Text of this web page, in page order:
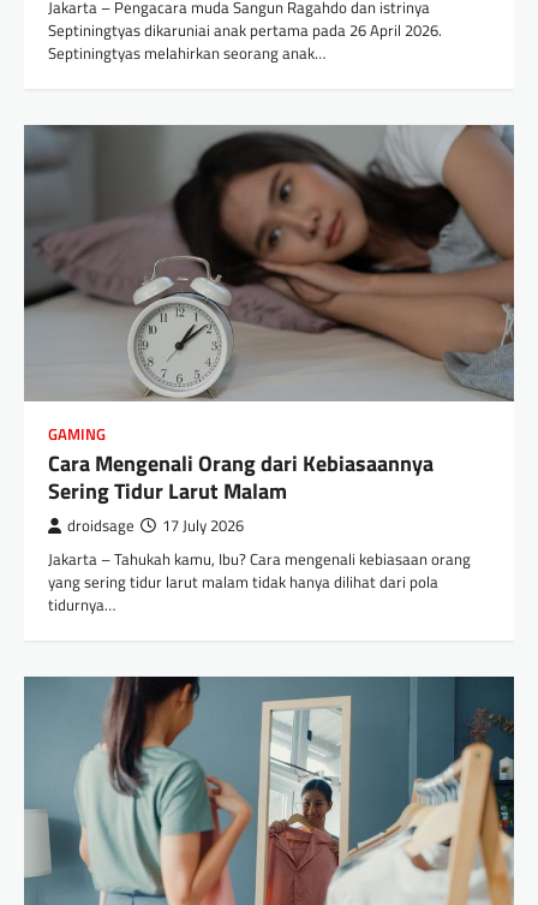
Jakarta – Pengacara muda Sangun Ragahdo dan istrinya
Septiningtyas dikaruniai anak pertama pada 26 April 2026.
Septiningtyas melahirkan seorang anak…
GAMING
Cara Mengenali Orang dari Kebiasaannya
Sering Tidur Larut Malam
droidsage 17 July 2026
Jakarta – Tahukah kamu, Ibu? Cara mengenali kebiasaan orang
yang sering tidur larut malam tidak hanya dilihat dari pola
tidurnya…